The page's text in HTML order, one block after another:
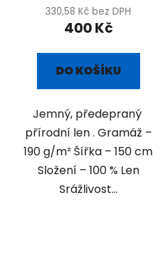
330,58 Kč bez DPH
400 Kč
DO KOŠÍKU
Jemný, předepraný
přírodní len . Gramáž –
190 g/m² Šířka – 150 cm
Složení – 100 % Len
Srážlivost...